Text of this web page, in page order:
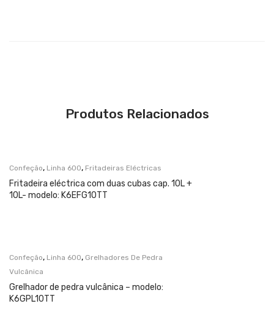
Produtos Relacionados
Confeção, Linha 600, Fritadeiras Eléctricas
Fritadeira eléctrica com duas cubas cap. 10L +
10L- modelo: K6EFG10TT
Confeção, Linha 600, Grelhadores De Pedra
Vulcânica
Grelhador de pedra vulcânica – modelo:
K6GPL10TT